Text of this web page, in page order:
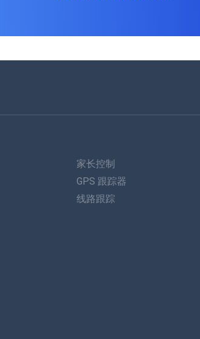
家长控制
GPS 跟踪器
线路跟踪